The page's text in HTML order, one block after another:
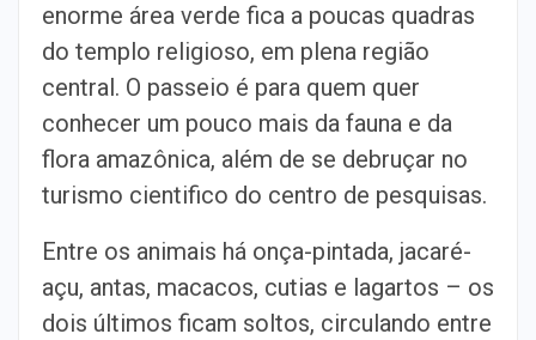
enorme área verde fica a poucas quadras
do templo religioso, em plena região
central. O passeio é para quem quer
conhecer um pouco mais da fauna e da
flora amazônica, além de se debruçar no
turismo cientifico do centro de pesquisas.
Entre os animais há onça-pintada, jacaré-
açu, antas, macacos, cutias e lagartos – os
dois últimos ficam soltos, circulando entre